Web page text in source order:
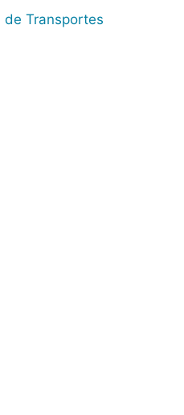
de Transportes